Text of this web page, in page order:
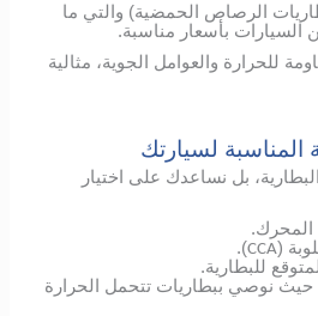
الرصاص الحمضية) والتي ما
بأسعار مناسبة.
للحرارة والعوامل الجوية، مثالية
المناسبة لسيارتك
بل نساعدك على اختيار
المحرك.
(
CCA
).
للبطارية.
حيث نوصي ببطاريات تتحمل الحرارة